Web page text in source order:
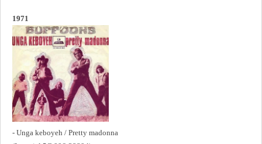
1971
- Unga keboyeh / Pretty madonna